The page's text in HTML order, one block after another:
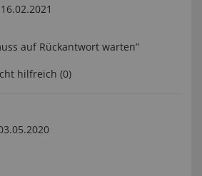
16.02.2021
auf Rückantwort warten”
hilfreich (0)